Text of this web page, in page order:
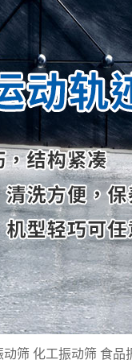
动筛 化工振动筛 食品